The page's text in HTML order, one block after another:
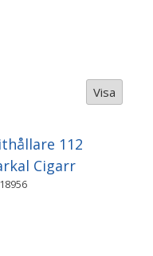
Visa
112
Cigarr